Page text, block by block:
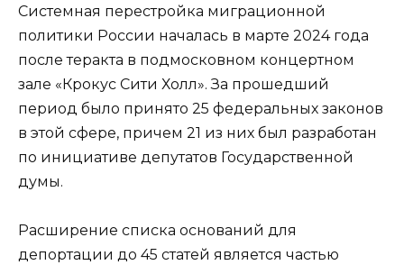
Системная перестройка миграционной
политики России началась в марте 2024 года
после теракта в подмосковном концертном
зале «Крокус Сити Холл». За прошедший
период было принято 25 федеральных законов
в этой сфере, причем 21 из них был разработан
по инициативе депутатов Государственной
думы.
Расширение списка оснований для
депортации до 45 статей является частью